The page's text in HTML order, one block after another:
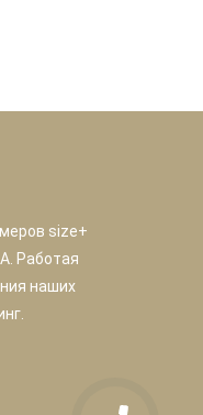
size+
Работая
наших